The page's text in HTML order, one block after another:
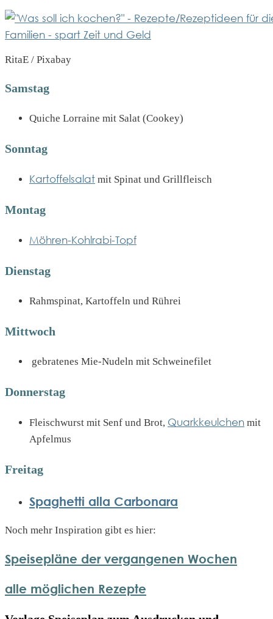
RitaE / Pixabay
Samstag
Quiche Lorraine mit Salat (Cookey)
Sonntag
Kartoffelsalat mit Spinat und Grillfleisch
Montag
Möhren-Kohlrabi-Topf
Dienstag
Rahmspinat, Kartoffeln und Rührei
Mittwoch
gebratenes Mie-Nudeln mit Schweinefilet
Donnerstag
Fleischwurst mit Senf und Brot, Quarkkeulchen mit
Apfelmus
Freitag
Spaghetti alla Carbonara
Noch mehr Inspiration gibt es hier:
Speisepläne der vergangenen Wochen
alle möglichen Rezepte